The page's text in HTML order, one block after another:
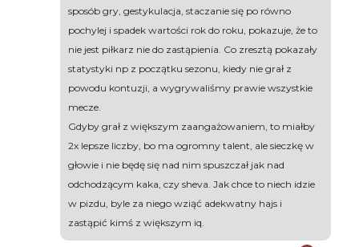
sposób gry, gestykulacja, staczanie się po równo
pochylej i spadek wartości rok do roku, pokazuje, że to
nie jest piłkarz nie do zastąpienia. Co zresztą pokazały
statystyki np z początku sezonu, kiedy nie grał z
powodu kontuzji, a wygrywaliśmy prawie wszystkie
mecze.
Gdyby grał z większym zaangażowaniem, to miałby
2x lepsze liczby, bo ma ogromny talent, ale sieczkę w
głowie i nie będę się nad nim spuszczał jak nad
odchodzącym kaka, czy sheva. Jak chce to niech idzie
w pizdu, byle za niego wziąć adekwatny hajs i
zastąpić kimś z większym iq.